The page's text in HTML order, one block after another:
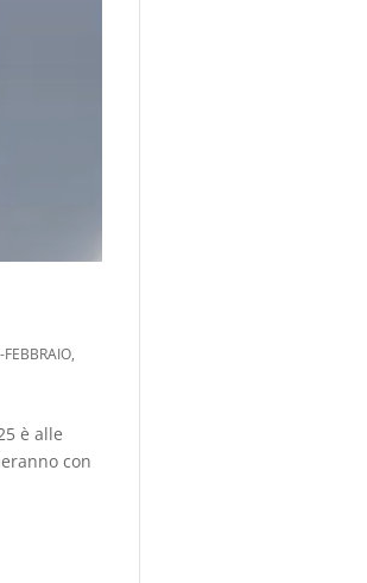
,
è alle
con